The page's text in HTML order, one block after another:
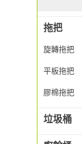
拖把
旋轉拖把
平板拖把
膠棉拖把
垃圾桶